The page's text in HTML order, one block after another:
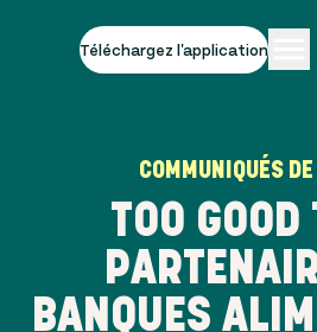
Téléchargez l'application
COMMUNIQUÉS
TOO GOOD
BANQUES